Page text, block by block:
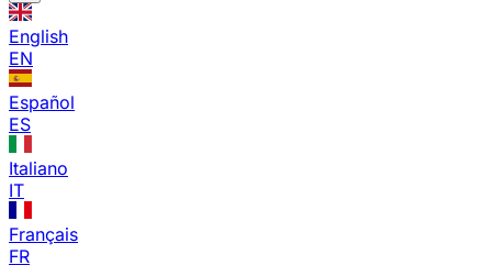
English
EN
Español
ES
Italiano
IT
Français
FR